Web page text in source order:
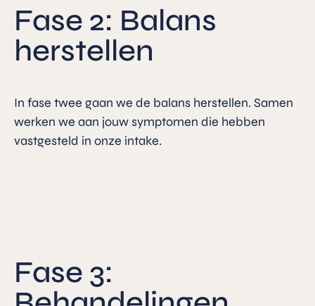
Fase 2: Balans
herstellen
In fase twee gaan we de balans herstellen. Samen
werken we aan jouw symptomen die hebben
vastgesteld in onze intake.
Fase 3: